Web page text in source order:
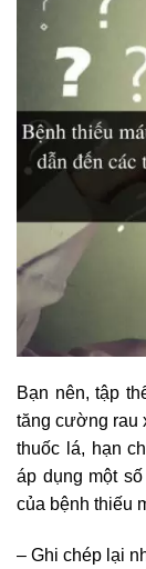
Bạn nên, tập
tăng cường rau
thuốc lá, hạn
áp dụng một
của bệnh thiếu
– Ghi chép lại